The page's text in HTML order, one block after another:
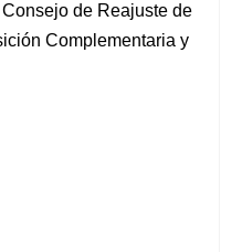
de Reajuste de
Complementaria y